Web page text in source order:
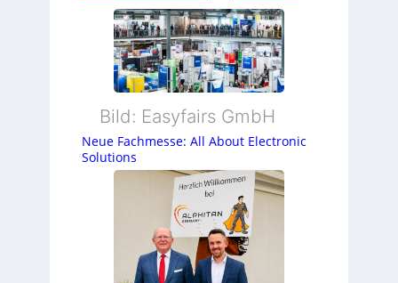
Bild: Easyfairs GmbH
Neue Fachmesse: All About Electronic
Solutions